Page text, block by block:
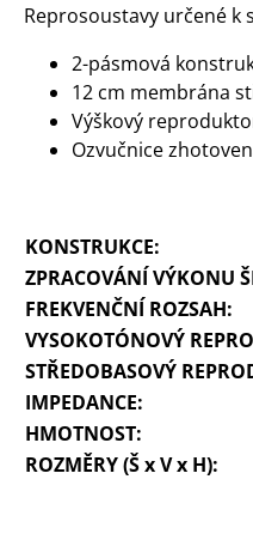
Reprosoustavy určené k
2-pásmová
12 cm membrána
Výškový
Ozvučnice
KONSTRUKCE:
ZPRACOVÁNÍ VÝKONU
FREKVENČNÍ ROZSAH:
VYSOKOTÓNOVÝ
STŘEDOBASOVÝ
IMPEDANCE:
HMOTNOST:
ROZMĚRY (Š x V x H):